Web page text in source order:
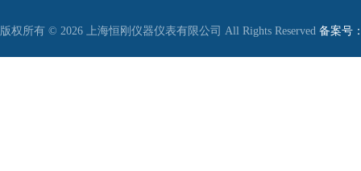
版权所有 © 2026 上海恒刚仪器仪表有限公司 All Rights Reserved 备案号